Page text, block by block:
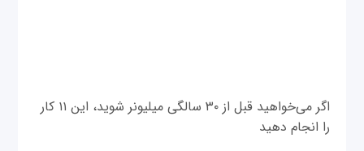
اگر می‌خواهید قبل از ۳۰ سالگی میلیونر شوید، این ۱۱ کار
را انجام دهید